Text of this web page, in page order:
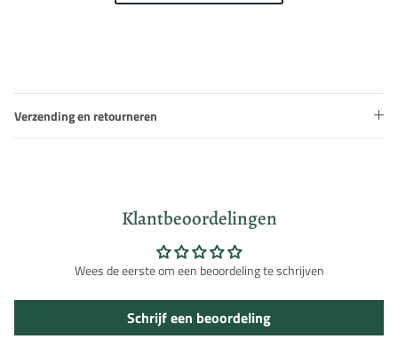
Verzending en retourneren
Klantbeoordelingen
Wees de eerste om een beoordeling te schrijven
Schrijf een beoordeling